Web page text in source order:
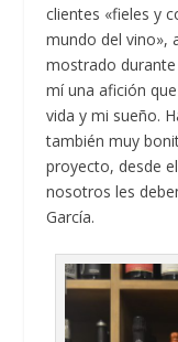
clientes «fieles y
mundo del vino»,
mostrado
mí una afición
vida y mi sueño.
también muy
proyecto, desde
nosotros les
García.